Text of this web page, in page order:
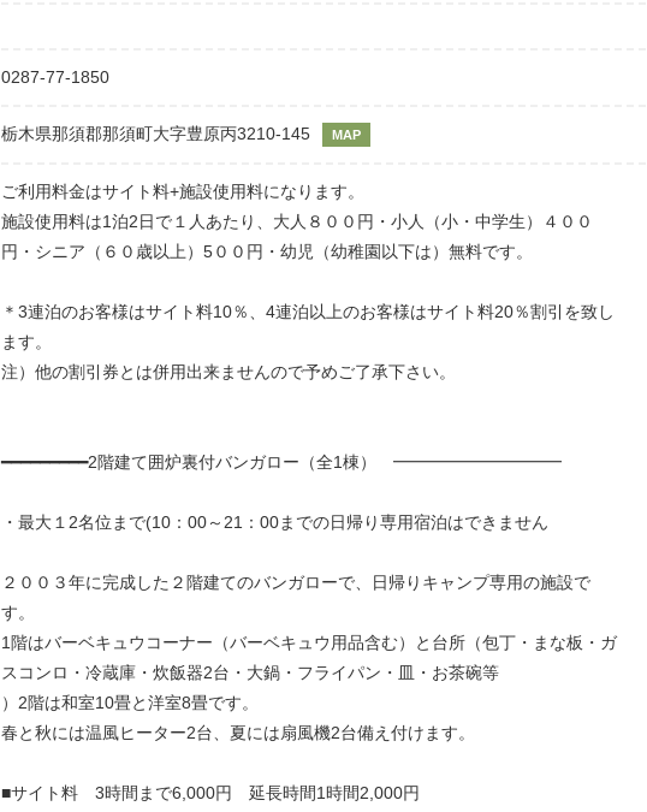
0287-77-1850
栃木県那須郡那須町大字豊原丙3210-145 MAP
ご利用料金はサイト料+施設使用料になります。
施設使用料は1泊2日で１人あたり、大人８００円・小人（小・中学生）４００
円・シニア（６０歳以上）5００円・幼児（幼稚園以下は）無料です。
＊3連泊のお客様はサイト料10％、4連泊以上のお客様はサイト料20％割引を致し
ます。
注）他の割引券とは併用出来ませんので予めご了承下さい。
━━━━━━━━━2階建て囲炉裏付バンガロー（全1棟） ━━━━━━━━━━
・最大１2名位まで(10：00～21：00までの日帰り専用宿泊はできません
２００３年に完成した２階建てのバンガローで、日帰りキャンプ専用の施設で
す。
1階はバーベキュウコーナー（バーベキュウ用品含む）と台所（包丁・まな板・ガ
スコンロ・冷蔵庫・炊飯器2台・大鍋・フライパン・皿・お茶碗等
）2階は和室10畳と洋室8畳です。
春と秋には温風ヒーター2台、夏には扇風機2台備え付けます。
■サイト料 3時間まで6,000円 延長時間1時間2,000円